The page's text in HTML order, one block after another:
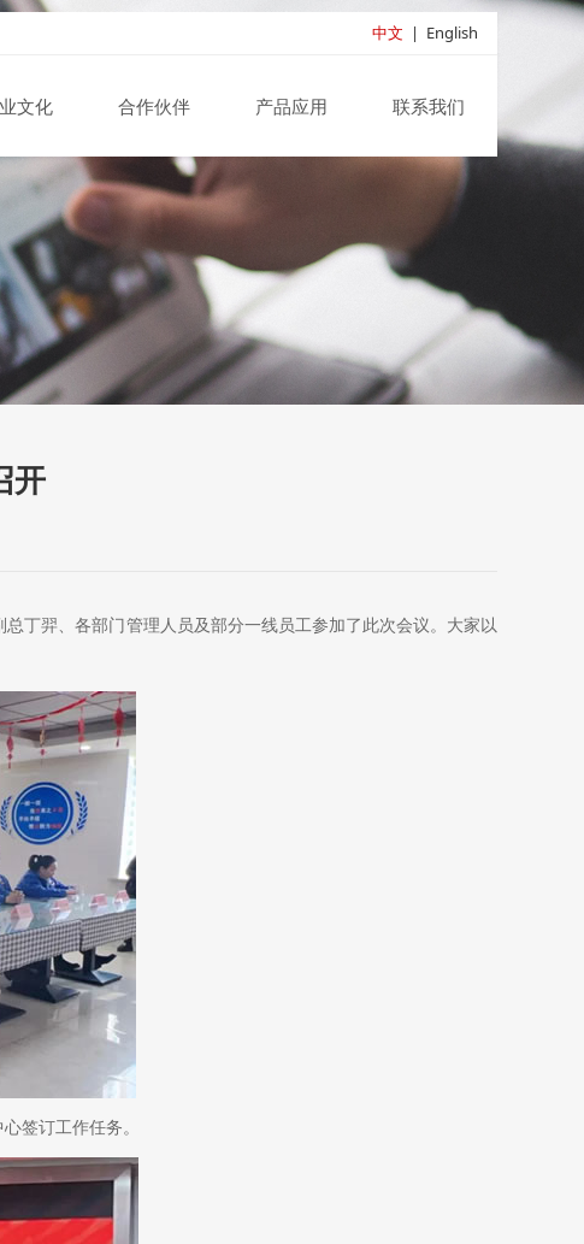
中文 | English
文化 合作伙伴 产品应用 联系我们
开
丁羿、各部门管理人员及部分一线员工参加了此次会议。大家以
签订工作任务。